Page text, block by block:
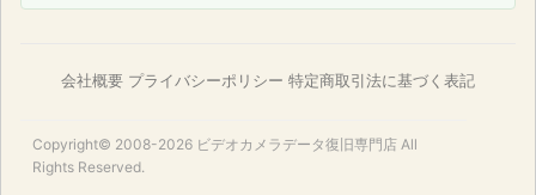
会社概要 プライバシーポリシー 特定商取引法に基づく表記
Copyright© 2008-2026 ビデオカメラデータ復旧専門店 All
Rights Reserved.